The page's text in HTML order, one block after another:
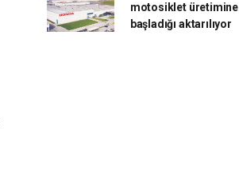
motosiklet üretimine
başladığı aktarılıyor